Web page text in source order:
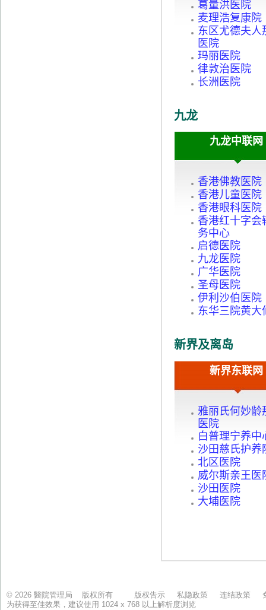
© 2026 醫院管理局 版权所有 版权告示 私隐政策 连结政策
为获得至佳效果，建议使用 1024 x 768 以上解析度浏览